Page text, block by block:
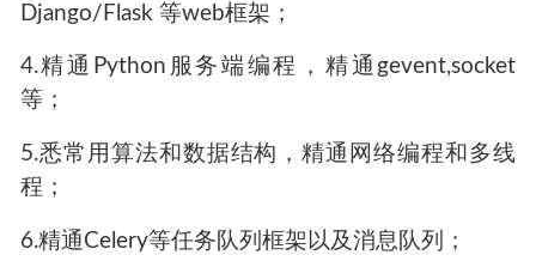
Django/Flask 等web框架；
4.精通Python服务端编程，精通gevent,socket
等；
5.悉常用算法和数据结构，精通网络编程和多线
程；
6.精通Celery等任务队列框架以及消息队列；